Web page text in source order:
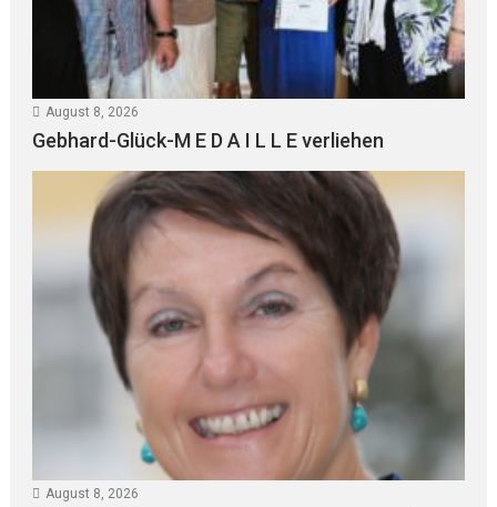
August 8, 2026
Gebhard-Glück-M E D A I L L E verliehen
August 8, 2026